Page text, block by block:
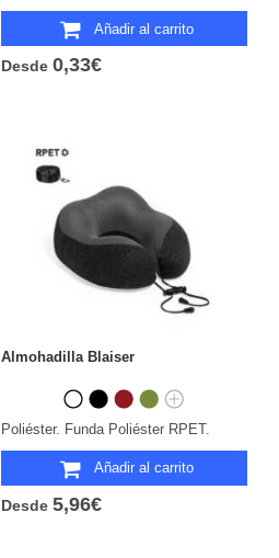
Añadir al carrito
Desde 0,33€
Almohadilla Blaiser
Poliéster. Funda Poliéster RPET.
Añadir al carrito
Desde 5,96€